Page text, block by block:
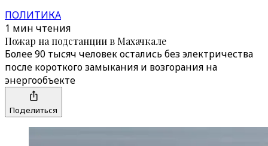
ПОЛИТИКА
1 мин чтения
Пожар на подстанции в Махачкале
Более 90 тысяч человек остались без электричества
после короткого замыкания и возгорания на
энергообъекте
Поделиться